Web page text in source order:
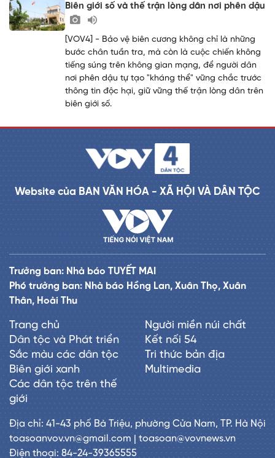
Biên giới số và thế trận lòng dân nơi phên dậu
[VOV4] - Bảo vệ biên cương không chỉ là những
bước chân tuần tra, mà còn là cuộc chiến không
tiếng súng trên không gian mạng, để người dân
nơi phên dậu tự tạo "kháng thể" vững chắc trước
thông tin độc hại, giữ vững thế trận lòng dân trên
biên giới số.
Website của BAN VĂN HÓA - XÃ HỘI VÀ DÂN TỘC
Trưởng ban: Nhà báo TUYẾT MAI
Phó trưởng ban: Nhà báo Hồng Lan, Xuân Thọ, Xuân
Thân, Hoài Thu
Trang chủ
Dân tộc và Phát triển
Sắc màu các dân tộc
Biên giới xanh
Các dân tộc trên thế
giới
Người miền núi chất
Kết nối 54
Tri thức bản địa
Multimedia
Địa chỉ: 41-43 phố Bà Triệu, phường Cửa Nam, TP. Hà Nội
toasoanvov.vn@gmail.com | toasoan@vovnews.vn
Điện thoại: 84-24-39365555